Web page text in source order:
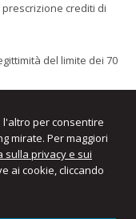
l'altro per consentire
mirate. Per maggiori
sulla privacy e sui
ai cookie, cliccando
crediti di
del limite dei 70